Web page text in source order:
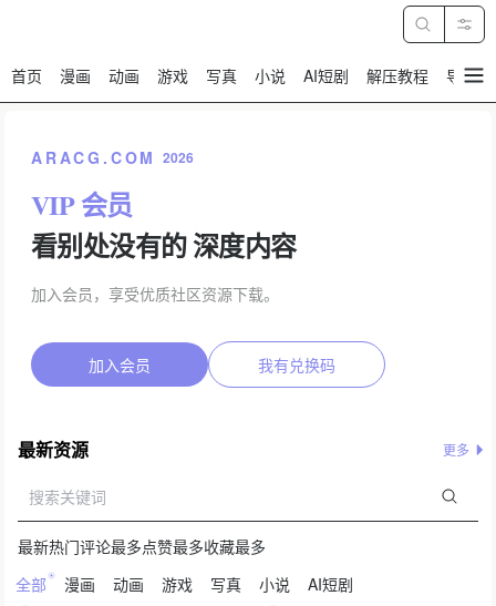
首页 漫画 动画 游戏 写真 小说 AI短剧 解压教程 导航
ARACG.COM 2026
VIP 会员
看别处没有的 深度内容
加入会员，享受优质社区资源下载。
加入会员 我有兑换码
最新资源 更多
最新热门评论最多点赞最多收藏最多
全部
漫画 动画 游戏 写真 小说 AI短剧